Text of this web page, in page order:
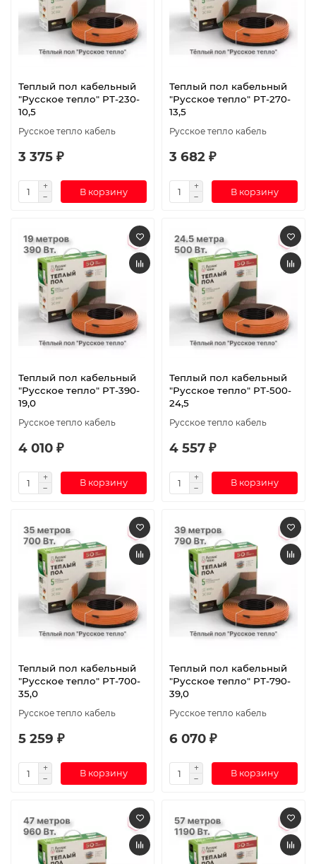
Теплый пол кабельный
"Русское тепло" РТ-230-
10,5
Русское тепло кабель
3 375 ₽
В корзину
Теплый пол кабельный
"Русское тепло" РТ-270-
13,5
Русское тепло кабель
3 682 ₽
В корзину
Теплый пол кабельный
"Русское тепло" РТ-390-
19,0
Русское тепло кабель
4 010 ₽
В корзину
Теплый пол кабельный
"Русское тепло" РТ-500-
24,5
Русское тепло кабель
4 557 ₽
В корзину
Теплый пол кабельный
"Русское тепло" РТ-700-
35,0
Русское тепло кабель
5 259 ₽
В корзину
Теплый пол кабельный
"Русское тепло" РТ-790-
39,0
Русское тепло кабель
6 070 ₽
В корзину